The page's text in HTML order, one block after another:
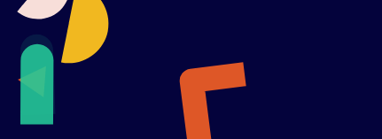
Polski (Polish)